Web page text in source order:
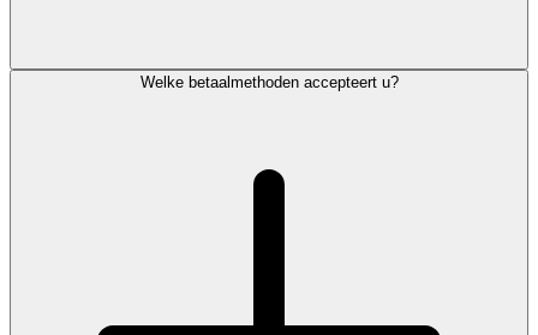
Welke betaalmethoden accepteert u?